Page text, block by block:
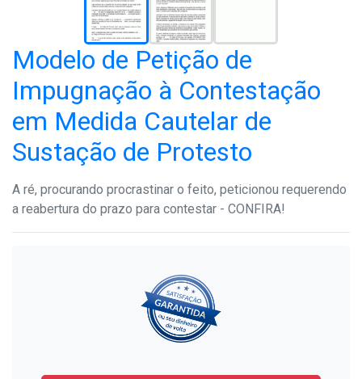
Modelo de Petição de
Impugnação à Contestação
em Medida Cautelar de
Sustação de Protesto
A ré, procurando procrastinar o feito, peticionou requerendo
a reabertura do prazo para contestar - CONFIRA!